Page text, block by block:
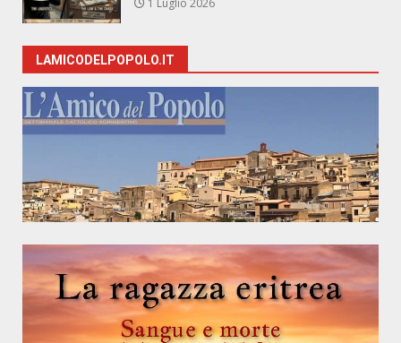
1 Luglio 2026
LAMICODELPOPOLO.IT